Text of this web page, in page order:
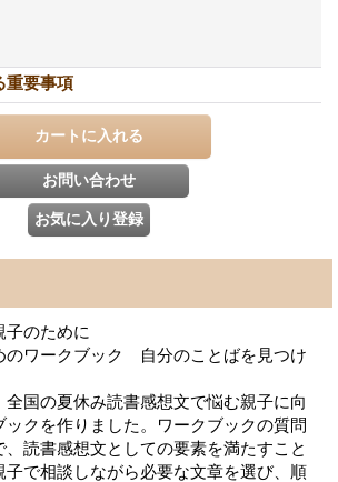
重要事項
子のために
のワークブック 自分のことばを見つけ
国の夏休み読書感想文で悩む親子に向
ックを作りました。ワークブックの質問
読書感想文としての要素を満たすこと
子で相談しながら必要な文章を選び、順